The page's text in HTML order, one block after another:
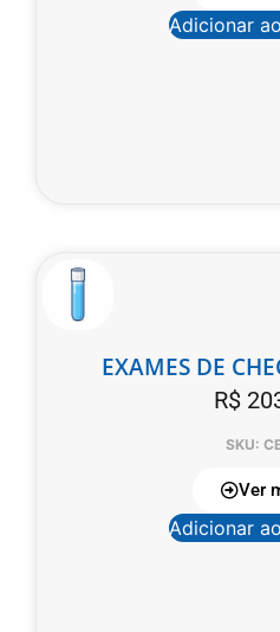
Adicionar
EXAMES DE
R$
SKU:
Ver
Adicionar